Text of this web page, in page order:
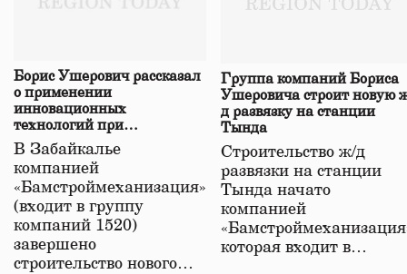
Борис Ушерович рассказал
о применении
инновационных
технологий при
строительстве нового моста
в Забайкалье
В Забайкалье
компанией
«Бамстроймеханизация»
(входит в группу
компаний 1520)
завершено
строительство нового…
Группа компаний Бориса
Ушеровича строит новую
д развязку на станции
Тында
Строительство ж/д
развязки на станции
Тында начато
компанией
которая входит в…